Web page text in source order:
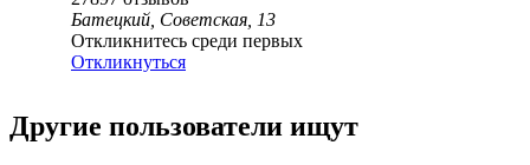
Батецкий, Советская, 13
Откликнитесь среди первых
Откликнуться
Другие пользователи ищут